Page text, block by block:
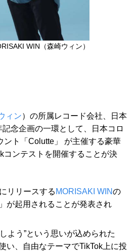
WIN（森崎ウィン）
ィン）の所属レコード会社、日本
念企画の一環として、日本コロ
ント「Colutte」 が主催する豪華
コンテストを開催することが決
リリースする MORISAKI WINの
が起用されることが発表され
よう”という思いが込められた
い、自由なテーマでTikTok上に投